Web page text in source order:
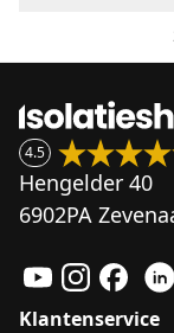
4.5
Hengelder 40
6902PA
Klantenservice